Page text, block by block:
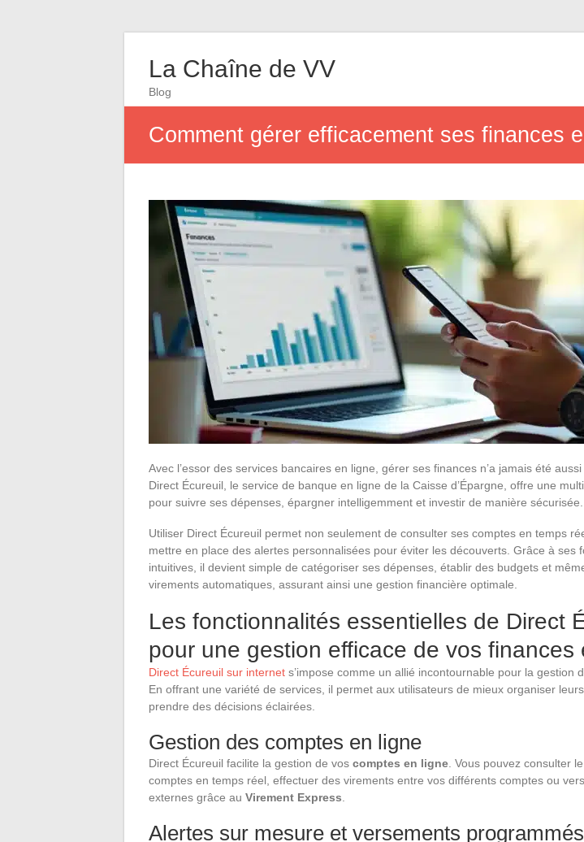
La Chaîne de VV
Blog
Comment gérer efficacement ses finances
Avec l’essor des services bancaires en ligne, gérer ses finances n’a jamais été aussi
Direct Écureuil, le service de banque en ligne de la Caisse d’Épargne, offre une
pour suivre ses dépenses, épargner intelligemment et investir de manière sécurisée.
Utiliser Direct Écureuil permet non seulement de consulter ses comptes en temps
mettre en place des alertes personnalisées pour éviter les découverts. Grâce à ses
intuitives, il devient simple de catégoriser ses dépenses, établir des budgets et
virements automatiques, assurant ainsi une gestion financière optimale.
Les fonctionnalités essentielles de Direct
pour une gestion efficace de vos finances
Direct Écureuil sur internet s’impose comme un allié incontournable pour la gestion
En offrant une variété de services, il permet aux utilisateurs de mieux organiser
prendre des décisions éclairées.
Gestion des comptes en ligne
Direct Écureuil facilite la gestion de vos comptes en ligne . Vous pouvez consulter
comptes en temps réel, effectuer des virements entre vos différents comptes ou
externes grâce au Virement Express
Alertes sur mesure et versements programmés